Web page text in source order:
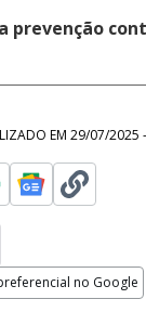
prevenção
EM 29/07/2025
no Google